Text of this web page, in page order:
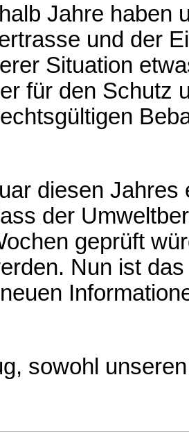
Jahre haben
und der
Situation
für den Schutz
diesen
der
geprüft
Nun ist
sowohl